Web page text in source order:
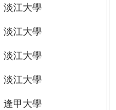
淡江大學
淡江大學
淡江大學
淡江大學
逢甲大學